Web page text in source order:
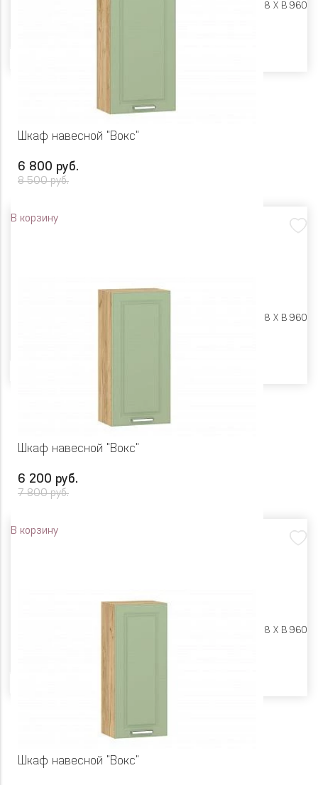
Ш 600 X Г 318 X В 960
Шкаф навесной "Вокс"
6 800 руб.
8 500 руб.
В корзину
Ш 500 X Г 318 X В 960
Шкаф навесной "Вокс"
6 200 руб.
7 800 руб.
В корзину
Ш 450 X Г 318 X В 960
Шкаф навесной "Вокс"